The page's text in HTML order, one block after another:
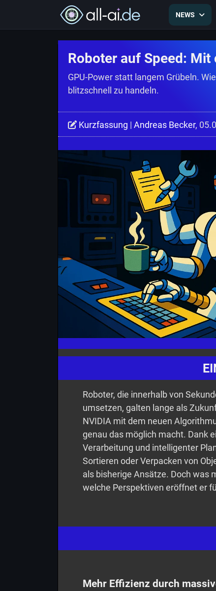
NEWS
Roboter auf Speed:
GPU-Power statt langem Grübeln.
blitzschnell zu handeln.
Kurzfassung | Andreas Becker,
Roboter, die innerhalb von
umsetzen, galten lange als
NVIDIA mit dem neuen
genau das möglich macht. Dank
Verarbeitung und intelligenter
Sortieren oder Verpacken von
als bisherige Ansätze. Doch was
welche Perspektiven eröffnet er
Mehr Effizienz durch